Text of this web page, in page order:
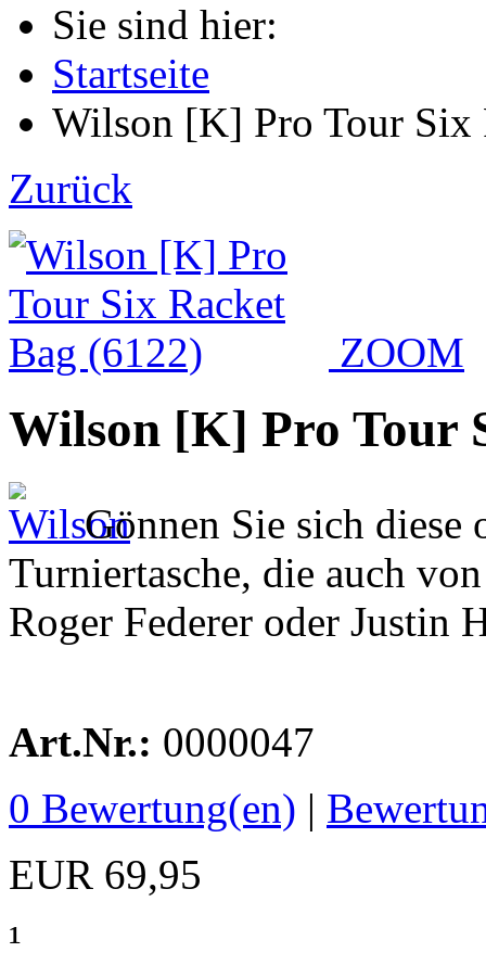
Sie sind hier:
Startseite
Wilson [K] Pro Tour Six
Zurück
ZOOM
Wilson [K] Pro Tour
Gönnen Sie sich
Turniertasche, die auch
Roger Federer oder Justin
Art.Nr.: 0000047
0 Bewertung(en) |
EUR 69,95
¹